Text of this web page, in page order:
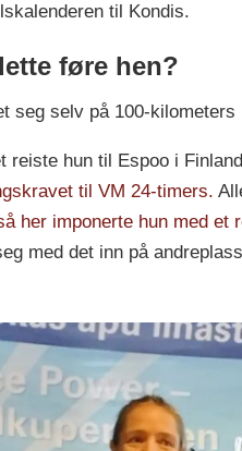
til Kondis.
føre hen?
seg selv på 100-
reiste hun til Espoo i
til VM 24-timers.
her imponerte hun med et
med det inn på